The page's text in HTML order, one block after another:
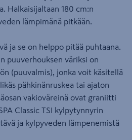
Halkaisijaltaan 180 cm:n
lämpimänä pitkään.
ja se on helppo pitää puhtaana.
puuverhouksen väriksi on
(puuvalmis), jonka voit käsitellä
pähkinänruskea tai ajaton
vakioväreinä ovat graniitti
Classic TSI kylpytynnyrin
ja kylpyveden lämpenemistä